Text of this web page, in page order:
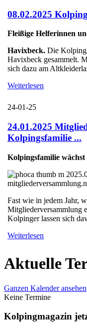
08.02.2025
Fleißige Helferinnen
Havixbeck. Die
Havixbeck gesammelt.
sich dazu am
Weiterlesen
24-01-25
24.01.2025
Kolpingsfamilie ...
Kolpingsfamilie
Fast wie in jedem Jahr,
Mitgliederversammlung
Kolpinger lassen sich
Weiterlesen
Aktuelle
Ganzen Kalender ansehen
Keine Termine
Kolpingmagazin